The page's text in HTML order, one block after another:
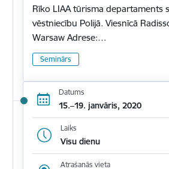
Rīko LIAA tūrisma departaments
vēstniecību Polijā. Viesnīcā
Warsaw Adrese:…
Seminārs
Datums
15.–19. janvāris, 2020
Laiks
Visu dienu
Atrašanās vieta